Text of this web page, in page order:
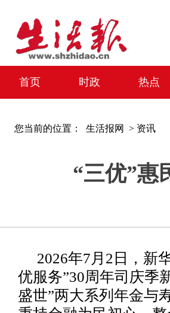
首页 时政 热点
您当前的位置： 生活报网 > 资讯
“三优”惠
2026年7月2日，新
优服务”30周年司庆季
盛世”两大系列年金与